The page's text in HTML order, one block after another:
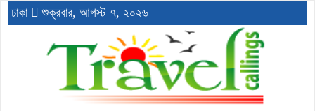
ঢাকা শুক্রবার, আগস্ট ৭, ২০২৬